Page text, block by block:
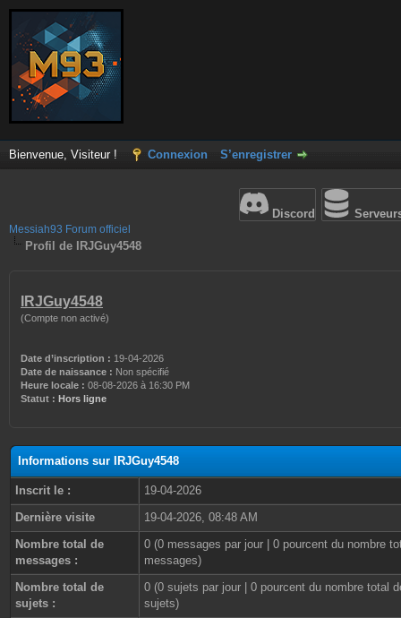
Bienvenue, Visiteur ! Connexion S’enregistrer
Discord
Messiah93 Forum officiel
Profil de IRJGuy4548
IRJGuy4548
(Compte non activé)
Date d’inscription : 19-04-2026
Date de naissance : Non spécifié
Heure locale : 08-08-2026 à 16:30 PM
Statut : Hors ligne
Informations sur IRJGuy4548
Inscrit le :
19-04-2026
Dernière visite
19-04-2026, 08:48 AM
Nombre total de
messages :
0 (0 messages par jour | 0 pourcent du nombre
messages)
Nombre total de
sujets :
0 (0 sujets par jour | 0 pourcent du nombre total
sujets)